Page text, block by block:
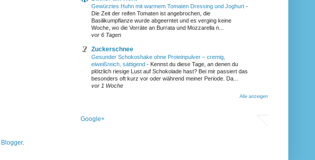
Gewürztes Huhn mit warmem Tomaten Dressing und Joghurt -
Die Zeit der reifen Tomaten ist angebrochen, die
Basilikumpflanze wurde abgeerntet und es verging keine
Woche, wo die Vorräte an Burrata und Mozzarella n...
vor 6 Tagen
Zuckerschnee
Gesunder Schokoshake ohne Proteinpulver – cremig,
eiweißreich, sättigend - Kennst du diese Tage, an denen du
plötzlich riesige Lust auf Schokolade hast? Bei mir passiert das
besonders oft kurz vor oder während meiner Periode. Da...
vor 1 Woche
Alle anzeigen
Google+
Blogger.